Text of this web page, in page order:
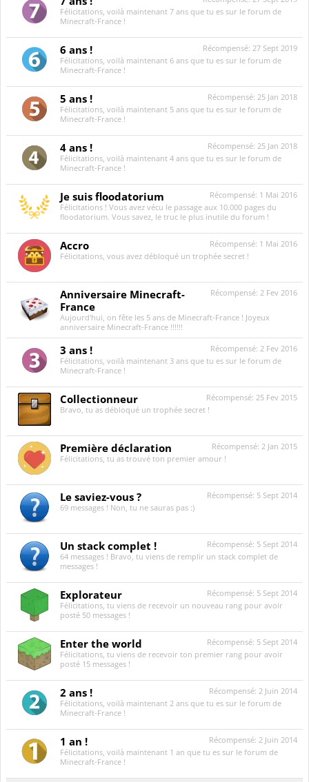
Félicitations, voilà maintenant 7 ans que tu es sur le forum de
Minecraft-France !
Récompensé: 27 Sept 2019
6 ans !
Félicitations, voilà maintenant 6 ans que tu es sur le forum de
Minecraft-France !
Récompensé: 25 Jan 2018
5 ans !
Félicitations, voilà maintenant 5 ans que tu es sur le forum de
Minecraft-France !
Récompensé: 25 Jan 2018
4 ans !
Félicitations, voilà maintenant 4 ans que tu es sur le forum de
Minecraft-France !
Récompensé: 1 Mai 2016
Je suis floodatorium
Félicitations ! Vous avez vécu le passage aux 10.000 pages du
floodatorium. Vous savez, le truc le plus inutile du forum !
Récompensé: 1 Mai 2016
Accro
Félicitations, vous avez débloqué un trophée secret !
Récompensé: 2 Fev 2016
Anniversaire Minecraft-
France
Aujourd'hui, on fête les 5 ans de Minecraft-France ! Joyeux
anniversaire Minecraft-France !!!!!!
Récompensé: 2 Fev 2016
3 ans !
Félicitations, voilà maintenant 3 ans que tu es sur le forum de
Minecraft-France !
Récompensé: 25 Fev 2015
Collectionneur
Bravo, tu as débloqué un trophée secret !
Récompensé: 2 Jan 2015
Première déclaration
Félicitations, tu as trouvé ton premier amour !
Récompensé: 5 Sept 2014
Le saviez-vous ?
69 messages ! Non, tu ne sauras pas :)
Récompensé: 5 Sept 2014
Un stack complet !
64 messages ! Bravo, tu viens de remplir un stack complet de
messages !
Récompensé: 5 Sept 2014
Explorateur
Félicitations, tu viens de recevoir un nouveau rang pour avoir
posté 50 messages !
Récompensé: 5 Sept 2014
Enter the world
Félicitations, tu viens de recevoir ton premier rang pour avoir
posté 15 messages !
Récompensé: 2 Juin 2014
2 ans !
Félicitations, voilà maintenant 2 ans que tu es sur le forum de
Minecraft-France !
Récompensé: 2 Juin 2014
1 an !
Félicitations, voilà maintenant 1 an que tu es sur le forum de
Minecraft-France !